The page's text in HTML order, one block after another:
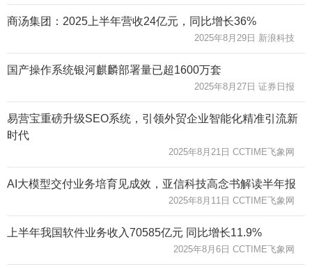
商汤集团：2025上半年营收24亿元，同比增长36%
2025年8月29日 新浪科技
国产操作系统银河麒麟部署量已超1600万套
2025年8月27日 证券日报
易营宝重磅升级SEO系统，引领外贸企业智能化精准引流新
时代
2025年8月21日 CCTIME飞象网
AI大模型交付业务培育见成效，亚信科技高念书解读半年报
2025年8月11日 CCTIME飞象网
上半年我国软件业务收入70585亿元 同比增长11.9%
2025年8月6日 CCTIME飞象网